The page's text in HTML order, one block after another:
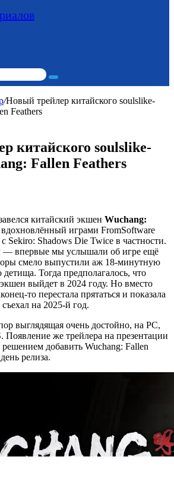
Искать
/Новый трейлер китайского soulslike-
Feathers
китайского soulslike-
Fallen Feathers
китайский экшен Wuchang:
вдохновлённый играми FromSoftware
Sekiro: Shadows Die Twice в частности.
— впервые мы услышали об игре ещё
смело выпустили аж 18-минутную
Тогда предполагалось, что
выйдет в 2024 году. Но вместо
то перестала прятаться и показала
на 2025-й год.
выглядящая очень достойно, на PC,
Появление же трейлера на презентации
решением добавить Wuchang: Fallen
релиза.